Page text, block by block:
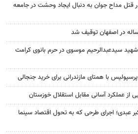
قتل مداح جوان به دنبال ایجاد وحشت در جامعه
سیدعبدالرحیم موسوی در حرم بانوی کرامت
با همتای مازندرانی برای خرید جنجالی
از عملکرد آسانی مقابل استقلال خوزستان
عبدی؛ اجرای طرحی که به تحول اقتصاد سینما